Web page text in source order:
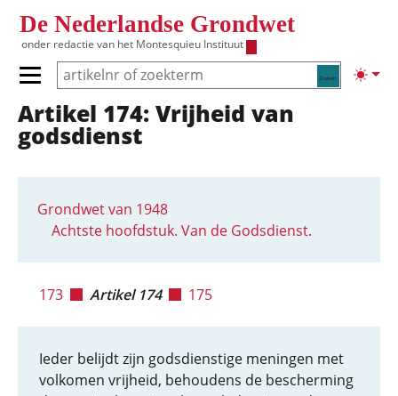
De Nederlandse Grondwet
onder redactie van het Montesquieu Instituut
Zoeken
Primair menu tonen/verbergen
Hoofdnavigatie
Artikel 174: Vrijheid van
godsdienst
Grondwet van 1948
Achtste hoofdstuk. Van de Godsdienst.
173 Artikel 174 175
Ieder belijdt zijn godsdienstige meningen met
volkomen vrijheid, behoudens de bescherming